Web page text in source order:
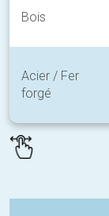
Bois
Acier / Fer
forgé